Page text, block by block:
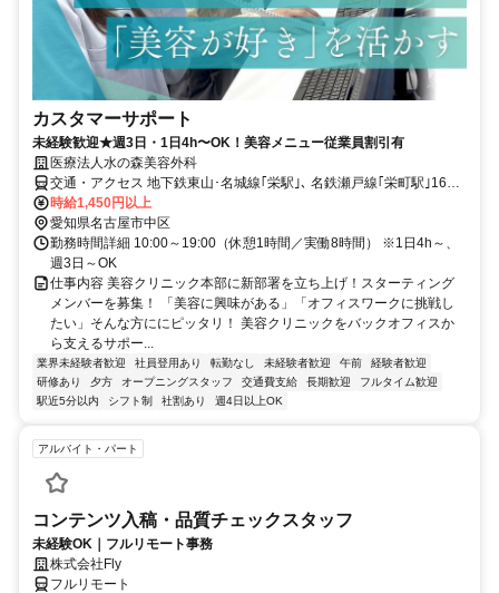
カスタマーサポート
未経験歓迎★週3日・1日4h〜OK！美容メニュー従業員割引有
医療法人水の森美容外科
交通・アクセス 地下鉄東山･名城線｢栄駅｣､ 名鉄瀬戸線｢栄町駅｣16番
出口より徒歩約5分 ★ラシック､カフェ･ド･クリエ隣接
時給1,450円以上
愛知県名古屋市中区
勤務時間詳細 10:00～19:00（休憩1時間／実働8時間） ※1日4h～、
週3日～OK
仕事内容 美容クリニック本部に新部署を立ち上げ！スターティング
メンバーを募集！ 「美容に興味がある」「オフィスワークに挑戦し
たい」そんな方ににピッタリ！ 美容クリニックをバックオフィスか
ら支えるサポー...
業界未経験者歓迎 社員登用あり 転勤なし 未経験者歓迎 午前
経験者歓迎
研修あり
夕方 オープニングスタッフ 交通費支給 長期歓迎
フルタイム歓迎
駅近5分以内
シフト制 社割あり 週4日以上OK
アルバイト・パート
コンテンツ入稿・品質チェックスタッフ
未経験OK｜フルリモート事務
株式会社Fly
フルリモート